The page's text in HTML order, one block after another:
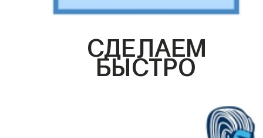
СДЕЛАЕМ
БЫСТРО